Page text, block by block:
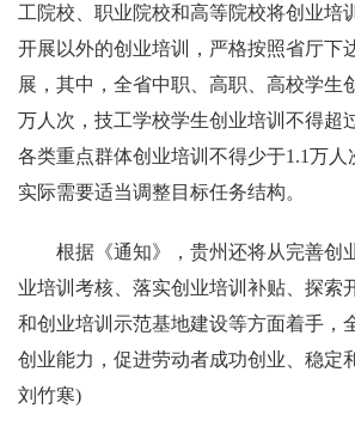
工院校、职业院校和高等院校将创业培
开展以外的创业培训，严格按照省厅下
展，其中，全省中职、高职、高校学生
万人次，技工学校学生创业培训不得超
各类重点群体创业培训不得少于1.1万
实际需要适当调整目标任务结构。
根据《通知》，贵州还将从完善创
业培训考核、落实创业培训补贴、探索
和创业培训示范基地建设等方面着手，
创业能力，促进劳动者成功创业、稳定
刘竹寒)